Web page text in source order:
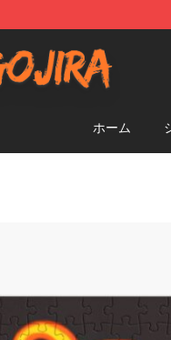
ホーム